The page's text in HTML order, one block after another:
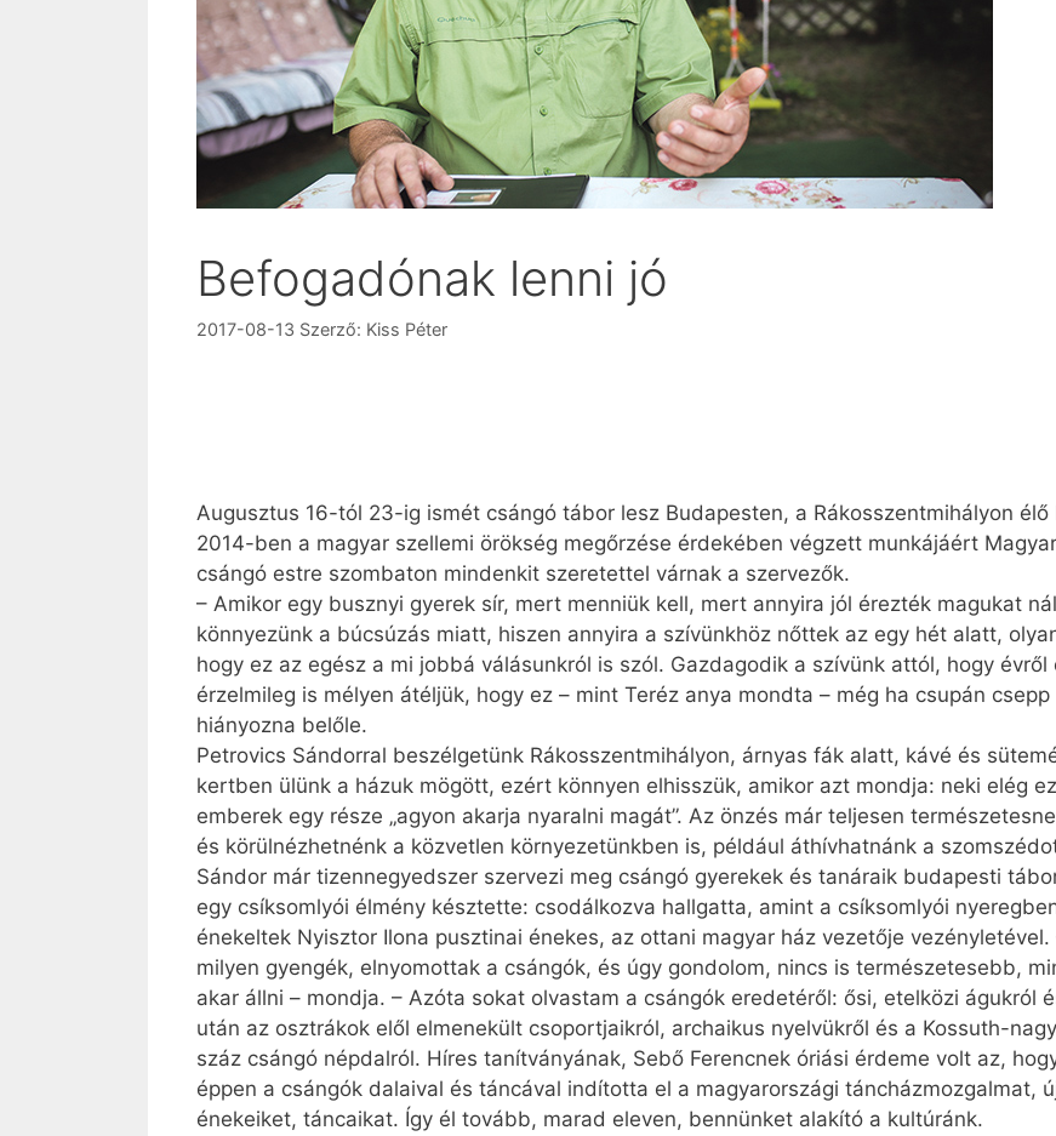
Befogadónak lenni jó
2017-08-13 Szerző: Kiss Péter
Augusztus 16-tól 23-ig ismét csángó tábor lesz Budapesten, a Rákosszentmihályon
2014-ben a magyar szellemi örökség megőrzése érdekében végzett munkájáért
csángó estre szombaton mindenkit szeretettel várnak a szervezők.
– Amikor egy busznyi gyerek sír, mert menniük kell, mert annyira jól érezték magukat
könnyezünk a búcsúzás miatt, hiszen annyira a szívünkhöz nőttek az egy hét alatt,
hogy ez az egész a mi jobbá válásunkról is szól. Gazdagodik a szívünk attól, hogy
érzelmileg is mélyen átéljük, hogy ez – mint Teréz anya mondta – még ha csupán
hiányozna belőle.
Petrovics Sándorral beszélgetünk Rákosszentmihályon, árnyas fák alatt, kávé és
kertben ülünk a házuk mögött, ezért könnyen elhisszük, amikor azt mondja: neki elég
emberek egy része „agyon akarja nyaralni magát”. Az önzés már teljesen
és körülnézhetnénk a közvetlen környezetünkben is, például áthívhatnánk a
Sándor már tizennegyedszer szervezi meg csángó gyerekek és tanáraik budapesti
egy csíksomlyói élmény késztette: csodálkozva hallgatta, amint a csíksomlyói
énekeltek Nyisztor Ilona pusztinai énekes, az ottani magyar ház vezetője
milyen gyengék, elnyomottak a csángók, és úgy gondolom, nincs is természetesebb,
akar állni – mondja. – Azóta sokat olvastam a csángók eredetéről: ősi, etelközi águkról
után az osztrákok elől elmenekült csoportjaikról, archaikus nyelvükről és a Kossuth-
száz csángó népdalról. Híres tanítványának, Sebő Ferencnek óriási érdeme volt az,
éppen a csángók dalaival és táncával indította el a magyarországi tánc­ház­moz­galmat,
énekeiket, táncaikat. Így él tovább, marad eleven, bennünket alakító a kultúránk.